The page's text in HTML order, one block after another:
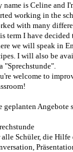
name is Celine and
working in the
with many
term I have
we will speak in
I will also be
"Sprechstunde".
welcome to
geplanten Angebote
alle Schüler, die Hilfe